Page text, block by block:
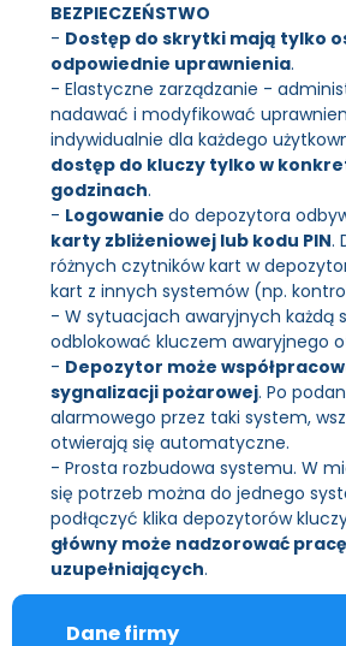
BEZPIECZEŃSTWO
- Dostęp do skrytki mają tylko
odpowiednie uprawnienia.
- Elastyczne zarządzanie -
nadawać i modyfikować
indywidualnie dla każdego
dostęp do kluczy tylko w
godzinach.
- Logowaniedo depozytora
karty zbliżeniowej lub kodu PIN.
różnych czytników kart w
kart z innych systemów (np.
- W sytuacjach awaryjnych każdą
odblokować kluczem awaryjnego
- Depozytor może
sygnalizacji pożarowej. Po
alarmowego przez taki system,
otwierają się automatyczne.
- Prosta rozbudowa systemu. W
się potrzeb można do jednego
podłączyć klika depozytorów
główny może nadzorować
uzupełniających.
Dane firmy